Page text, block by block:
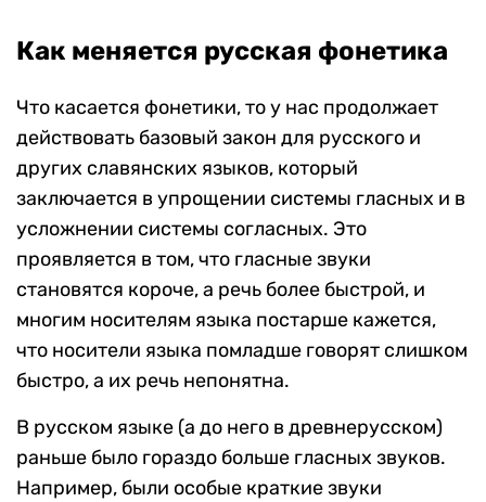
Как меняется русская фонетика
Что касается фонетики, то у нас продолжает
действовать базовый закон для русского и
других славянских языков, который
заключается в упрощении системы гласных и в
усложнении системы согласных. Это
проявляется в том, что гласные звуки
становятся короче, а речь более быстрой, и
многим носителям языка постарше кажется,
что носители языка помладше говорят слишком
быстро, а их речь непонятна.
В русском языке (а до него в древнерусском)
раньше было гораздо больше гласных звуков.
Например, были особые краткие звуки